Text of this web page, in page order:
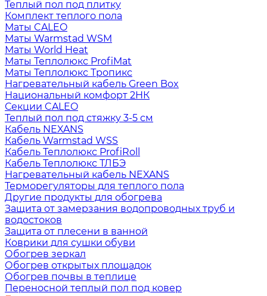
Теплый пол под плитку
Комплект теплого пола
Маты CALEO
Маты Warmstad WSM
Маты World Heat
Маты Теплолюкс ProfiMat
Маты Теплолюкс Тропикс
Нагревательный кабель Green Box
Национальный комфорт 2НК
Секции CALEO
Теплый пол под стяжку 3-5 см
Кабель NEXANS
Кабель Warmstad WSS
Кабель Теплолюкс ProfiRoll
Кабель Теплолюкс ТЛБЭ
Нагревательный кабель NEXANS
Терморегуляторы для теплого пола
Другие продукты для обогрева
Защита от замерзания водопроводных труб и
водостоков
Защита от плесени в ванной
Коврики для сушки обуви
Обогрев зеркал
Обогрев открытых площадок
Обогрев почвы в теплице
Переносной теплый пол под ковер